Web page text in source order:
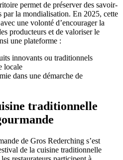
permet de préserver des savoir-
par la mondialisation. En 2025, cette
une volonté d’encourager la
producteurs et de valoriser le
une plateforme :
innovants ou traditionnels
locale
dans une démarche de
traditionnelle
de Gros Rederching s’est
de la cuisine traditionnelle